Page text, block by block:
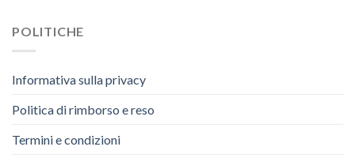
POLITICHE
Informativa sulla privacy
Politica di rimborso e reso
Termini e condizioni